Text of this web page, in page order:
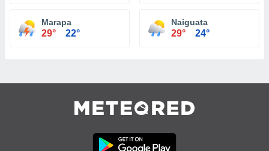
Marapa
29° 22°
Naiguata
29° 24°